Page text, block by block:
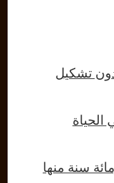
تشكيل
الحياة
سنة منها